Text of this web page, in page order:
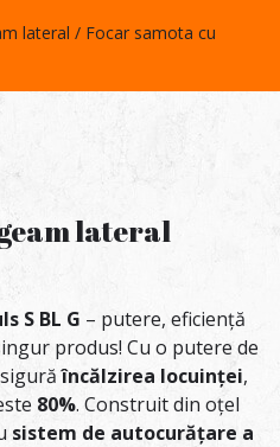
lateral
Focar samota cu
lateral
S BL G – putere, eficiență
produs! Cu o putere de
încălzirea locuinței,
80%. Construit din oțel
sistem de autocurățare a